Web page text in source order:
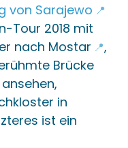
von Sarajewo 📍
Tour 2018 mit
nach Mostar 📍,
Brücke
in
ist ein